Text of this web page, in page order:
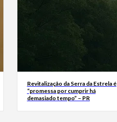
Revitalização da Serra da Estrela é
“promessa por cumprir há
demasiado tempo” – PR